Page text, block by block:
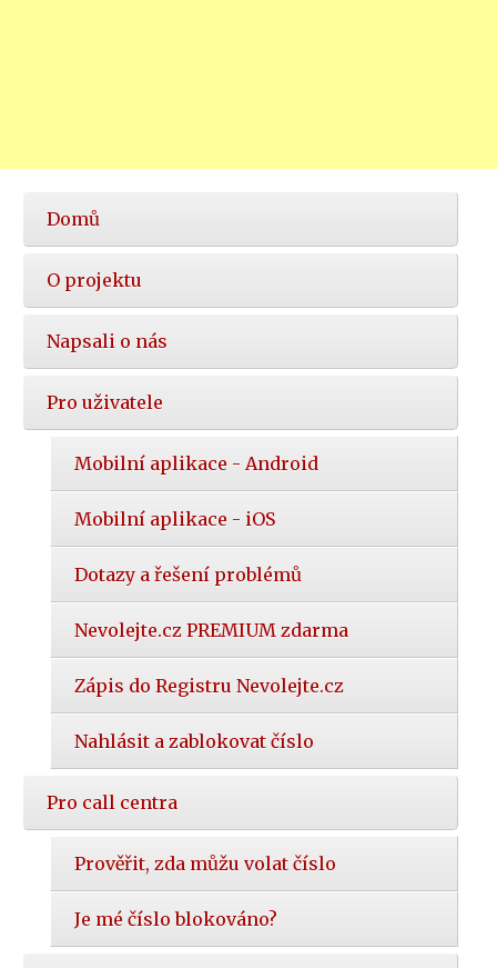
Hlavní
nabídka
Domů
O projektu
Napsali o nás
Pro uživatele
Mobilní aplikace - Android
Mobilní aplikace - iOS
Dotazy a řešení problémů
Nevolejte.cz PREMIUM zdarma
Zápis do Registru Nevolejte.cz
Nahlásit a zablokovat číslo
Pro call centra
Prověřit, zda můžu volat číslo
Je mé číslo blokováno?